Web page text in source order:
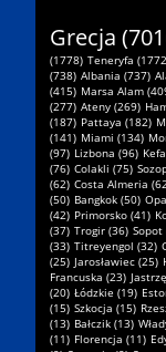
Grecja
(1778) Teneryfa
(738) Albania (737)
(415) Marsa Alam
(277) Ateny (269)
(187) Pattaya (182)
(141) Miami (134)
(97) Lizbona (96)
(76) Colakli (75)
(62) Costa Almeria
(50) Bangkok (50)
(42) Primorsko (41)
(37) Trogir (36) Sopot
(33) Titreyengol (32)
(25) Jarosławiec (25)
Francuska (23)
(20) Łódzkie (19)
(15) Szkocja (15)
(13) Bałczik (13)
(11) Florencja (11)